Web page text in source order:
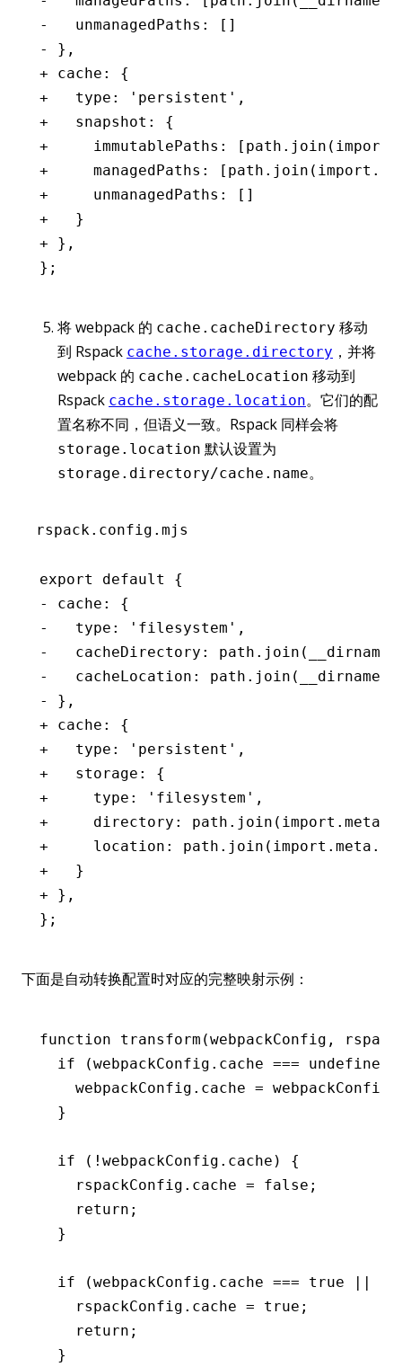
-   unmanagedPaths: []
- },
+ cache: {
+   type: 'persistent',
+   snapshot: {
+     immutablePaths:
+     managedPaths:
+     unmanagedPaths: []
+   }
+ },
};
将 webpack 的 cache.cacheDirectory 移动
到 Rspack cache.storage.directory ，并将
webpack 的 cache.cacheLocation 移动到
Rspack cache.storage.location。它们的配
置名称不同，但语义一致。Rspack 同样会将
storage.location 默认设置为
storage.directory/cache.name。
rspack.config.mjs
export default {
- cache: {
-   type: 'filesystem',
-   cacheDirectory:
-   cacheLocation:
- },
+ cache: {
+   type: 'persistent',
+   storage: {
+     type: 'filesystem',
+     directory:
+     location:
+   }
+ },
};
下面是自动转换配置时对应的完整映射示例：
function transform (webpackConfig ,
  if
(webpackConfig .cache === undefined
    webpackConfig
.cache = webpackConfig
  }
  if
( ! webpackConfig .cache) {
    rspackConfig
.cache = false ;
    return
;
  }
  if
(webpackConfig .cache === true ||
    rspackConfig
.cache = true ;
    return
;
  }